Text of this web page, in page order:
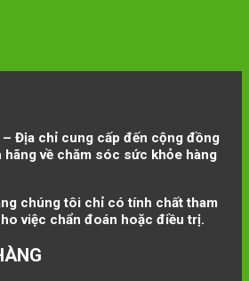
– Địa chỉ cung cấp đến cộng đồng
về chăm sóc sức khỏe hàng
chúng tôi chỉ có tính chất tham
việc chẩn đoán hoặc điều trị.